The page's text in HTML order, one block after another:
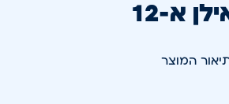
א-12
המוצר